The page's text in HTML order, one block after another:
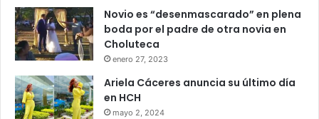
Novio es “desenmascarado” en plena
boda por el padre de otra novia en
Choluteca
enero 27, 2023
Ariela Cáceres anuncia su último día
en HCH
mayo 2, 2024